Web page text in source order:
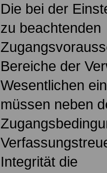
Die bei der
zu beachtenden
Bereiche der
Wesentlichen
müssen neben
Integrität die